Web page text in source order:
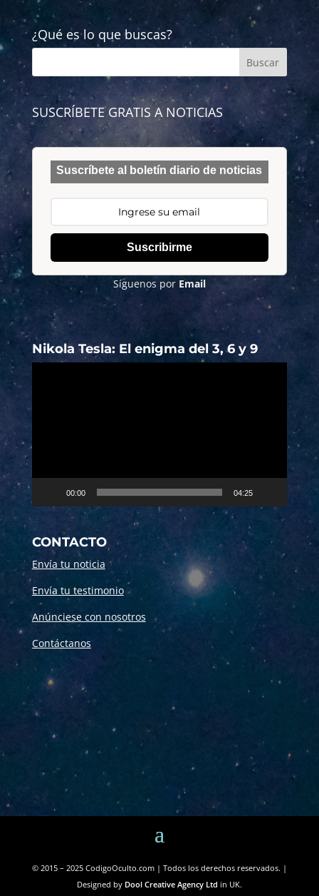
¿Qué es lo que buscas?
SUSCRÍBETE GRATIS A NOTICIAS
Suscríbete al boletín diario de noticias
Suscribirme
Síguenos por Email
Nikola Tesla: El enigma del 3, 6 y 9
00:00 04:25
CONTACTO
Envía tu noticia
Envía tu testimonio
Anúnciese con nosotros
Contáctanos
© 2015 – 2025 CodigoOculto.com | Todos los derechos reservados. |
Designed by Dool Creative Agency Ltd in UK.